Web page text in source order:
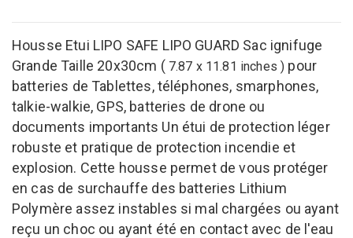
Housse Etui LIPO SAFE LIPO GUARD Sac ignifuge
Grande Taille 20x30cm ( 7.87 x 11.81 inches ) pour
batteries de Tablettes, téléphones, smarphones,
talkie-walkie, GPS, batteries de drone ou
documents importants Un étui de protection léger
robuste et pratique de protection incendie et
explosion. Cette housse permet de vous protéger
en cas de surchauffe des batteries Lithium
Polymère assez instables si mal chargées ou ayant
reçu un choc ou ayant été en contact avec de l'eau